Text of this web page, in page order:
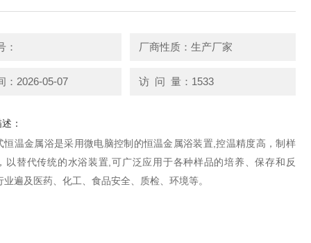
： 厂商性质：生产厂家
：2026-05-07 访 问 量：1533
：
恒温金属浴是采用微电脑控制的恒温金属浴装置,控温精度高，制样
以替代传统的水浴装置,可广泛应用于各种样品的培养、保存和反
业遍及医药、化工、食品安全、质检、环境等。